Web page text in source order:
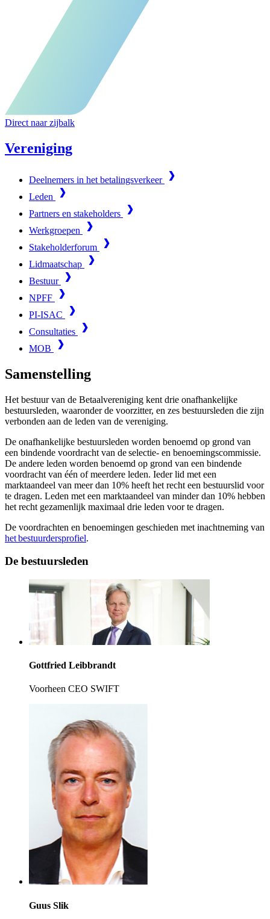
Direct naar zijbalk
Vereniging
Deelnemers in het betalingsverkeer
Leden
Partners en stakeholders
Werkgroepen
Stakeholderforum
Lidmaatschap
Bestuur
NPFF
PI-ISAC
Consultaties
MOB
Samenstelling
Het bestuur van de Betaalvereniging kent drie onafhankelijke
bestuursleden, waaronder de voorzitter, en zes bestuursleden die zijn
verbonden aan de leden van de vereniging.
De onafhankelijke bestuursleden worden benoemd op grond van
een bindende voordracht van de selectie- en benoemingscommissie.
De andere leden worden benoemd op grond van een bindende
voordracht van één of meerdere leden. Ieder lid met een
marktaandeel van meer dan 10% heeft het recht een bestuurslid voor
te dragen. Leden met een marktaandeel van minder dan 10% hebben
het recht gezamenlijk maximaal drie leden voor te dragen.
De voordrachten en benoemingen geschieden met inachtneming van
het bestuurdersprofiel.
De bestuursleden
Gottfried Leibbrandt
Voorheen CEO SWIFT
Guus Slik